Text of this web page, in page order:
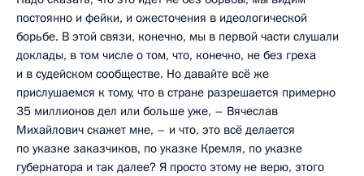
постоянно и фейки, и ожесточения в идеологической
борьбе. В этой связи, конечно, мы в первой части слушали
доклады, в том числе о том, что, конечно, не без греха
и в судейском сообществе. Но давайте всё же
прислушаемся к тому, что в стране разрешается примерно
35 миллионов дел или больше уже, – Вячеслав
Михайлович скажет мне, – и что, это всё делается
по указке заказчиков, по указке Кремля, по указке
губернатора и так далее? Я просто этому не верю, этого